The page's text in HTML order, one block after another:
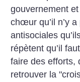
gouvernement
chœur qu’il n’y a
antisociales
répètent qu’il faut
faire des efforts,
retrouver la